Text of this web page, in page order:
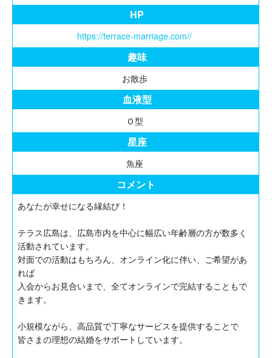
HP
https://terrace-marriage.com//
趣味
お散歩
血液型
Ｏ型
星座
魚座
コメント
あなたが幸せになる縁結び！
テラス広島は、広島市内を中心に幅広い年齢層の方が数多く
活動されています。
対面での活動はもちろん、オンライン化に伴い、ご希望があ
れば
入会からお見合いまで、全てオンラインで完結することもで
きます。
小規模ながら、高品質で丁寧なサービスを提供することで
皆さまの理想の結婚をサポートしています。